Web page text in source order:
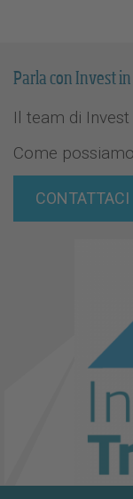
Parla con Invest
Il team di
Come
CONTATTACI